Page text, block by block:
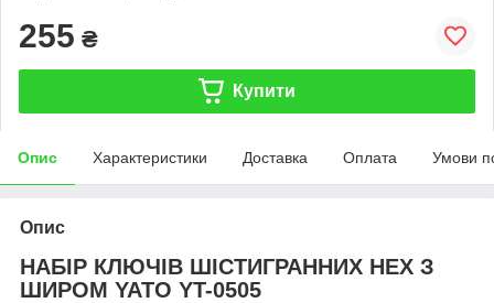
255 ₴
Купити
Опис Характеристики Доставка Оплата Умови
Опис
НАБІР КЛЮЧІВ ШІСТИГРАННИХ HEX З
ШИРОМ YATO YT-0505